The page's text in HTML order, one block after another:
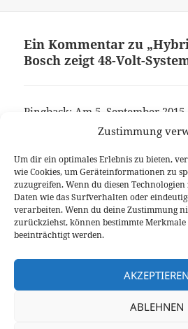
Zustimmung
Um dir ein optimales Erlebnis zu bieten,
wie Cookies, um Geräteinformationen zu
zuzugreifen. Wenn du diesen
Daten wie das Surfverhalten oder
verarbeiten. Wenn du deine Zustimmung
zurückziehst, können bestimmte
beeinträchtigt werden.
AKZEPTIEREN
ABLEHNEN
Ein Kommentar zu
Bosch zeigt 48-Volt-
Pingback: Am 5. September
Die Kommentare sind
Beitragsnavigation
VORHERIGER
Vorheriger
Beitrag:
Noch ein Plug-in Hybrid:
Active Tourer (F45)
Der Abenteurer: VW